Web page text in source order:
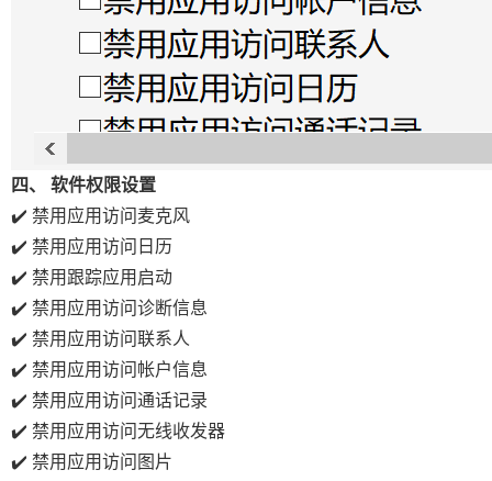
四、
软件权限设置
✔️ 禁用应用访问麦克风
✔️ 禁用应用访问日历
✔️ 禁用跟踪应用启动
✔️ 禁用应用访问诊断信息
✔️ 禁用应用访问联系人
✔️ 禁用应用访问帐户信息
✔️ 禁用应用访问通话记录
✔️ 禁用应用访问无线收发器
✔️ 禁用应用访问图片